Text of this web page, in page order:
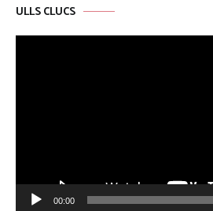
ULLS CLUCS
00:00